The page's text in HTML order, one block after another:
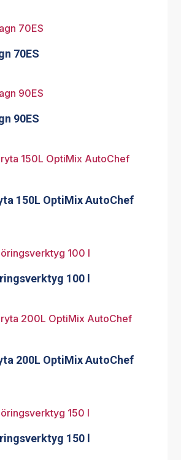
70ES
90ES
150L OptiMix AutoChef
100 l
200L OptiMix AutoChef
150 l